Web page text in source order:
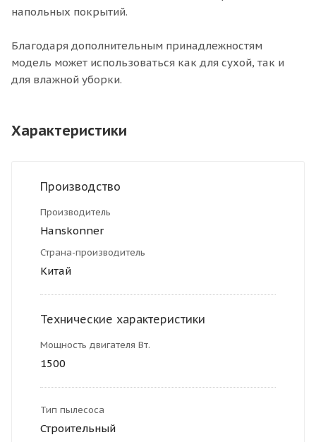
напольных покрытий.
Благодаря дополнительным принадлежностям
модель может использоваться как для сухой, так и
для влажной уборки.
Характеристики
Производство
Производитель
Hanskonner
Страна-производитель
Китай
Технические характеристики
Мощность двигателя Вт.
1500
Тип пылесоса
Строительный